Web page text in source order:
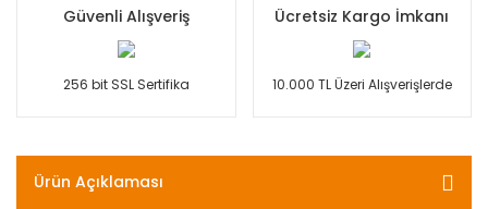
Güvenli Alışveriş
256 bit SSL Sertifika
Ücretsiz Kargo İmkanı
10.000 TL Üzeri Alışverişlerde
Ürün Açıklaması